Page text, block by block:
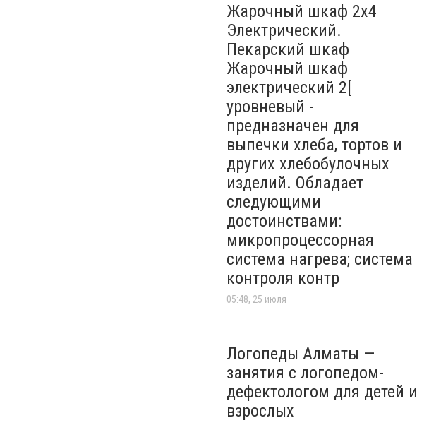
Жарочный шкаф 2х4
Электрический.
Пекарский шкаф
Жарочный шкаф
электрический 2[
уровневый -
предназначен для
выпечки хлеба, тортов и
других хлебобулочных
изделий. Обладает
следующими
достоинствами:
микропроцессорная
система нагрева; система
контроля контр
05:48, 25 июля
Логопеды Алматы —
занятия с логопедом-
дефектологом для детей и
взрослых